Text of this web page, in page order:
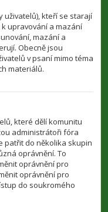
kteří se starají
upravování a mazání
mazání a
Obecně jsou
v psaní mimo téma
materiálů.
které dělí komunitu
administrátoři fóra
patřit do několika skupin
oprávnění. To
oprávnění pro
oprávnění pro
do soukromého